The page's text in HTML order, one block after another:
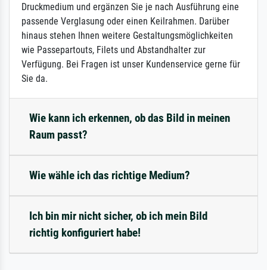
Druckmedium und ergänzen Sie je nach Ausführung eine
passende Verglasung oder einen Keilrahmen. Darüber
hinaus stehen Ihnen weitere Gestaltungsmöglichkeiten
wie Passepartouts, Filets und Abstandhalter zur
Verfügung. Bei Fragen ist unser Kundenservice gerne für
Sie da.
Wie kann ich erkennen, ob das Bild in meinen
Raum passt?
Wie wähle ich das richtige Medium?
Ich bin mir nicht sicher, ob ich mein Bild
richtig konfiguriert habe!